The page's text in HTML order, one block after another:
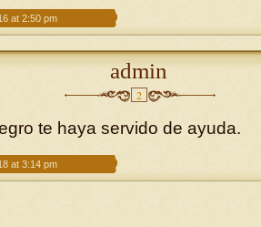
at 2:50 pm
admin
2
te haya servido de ayuda.
at 3:14 pm